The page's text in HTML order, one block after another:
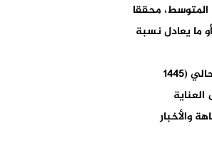
علي” في استقطاب 1.5 مليون مشاهد في المتوسط، محققا
المسلسل ما يناهز 1 مليون مشاهد، أو ما يعادل نسبة
وغني عن البيان أن العرض الرمضاني من برامج قنوات الشركة الوطنية للإذاعة والتلفزة خلال رمضان الحالي (1445
والأخبار